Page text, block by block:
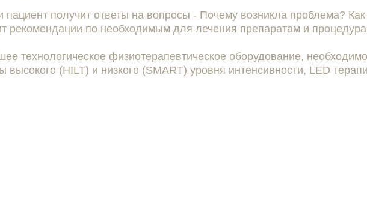
пациент получит ответы на вопросы - Почему возникла проблема?
рекомендации по необходимым для лечения препаратам и
технологическое физиотерапевтическое оборудование,
высокого (HILT) и низкого (SMART) уровня интенсивности, LED